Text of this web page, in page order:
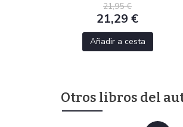
21,95 €
21,29 €
Añadir a cesta
Otros libros del